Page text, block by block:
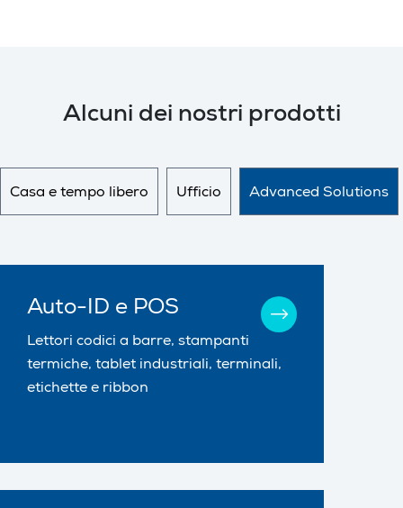
Alcuni dei nostri prodotti
Casa e tempo libero Ufficio Advanced Solutions
Auto-ID e POS
Lettori codici a barre, stampanti
termiche, tablet industriali, terminali,
etichette e ribbon